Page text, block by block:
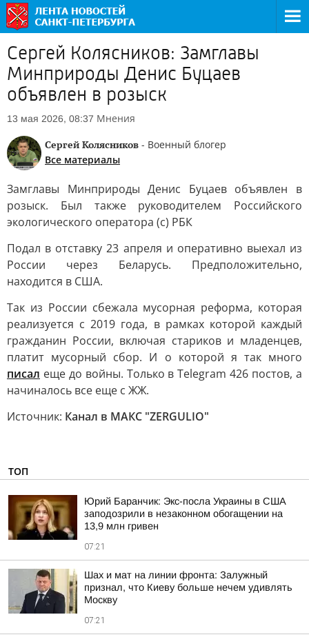
Сергей Колясников: Замглавы
Минприроды Денис Буцаев
объявлен в розыск
13 мая 2026, 08:37 Мнения
Сергей Колясников - Военный блогер
Все материалы
Замглавы Минприроды Денис Буцаев объявлен в
розыск. Был также руководителем Российского
экологического оператора (с) РБК
Подал в отставку 23 апреля и оперативно выехал из
России через Беларусь. Предположительно,
находится в США.
Так из России сбежала мусорная реформа, которая
реализуется с 2019 года, в рамках которой каждый
гражданин России, включая стариков и младенцев,
платит мусорный сбор. И о которой я так много
писал еще до войны. Только в Tеlegram 426 постов, а
начиналось все еще с ЖЖ.
Источник: Канал в МАКС "ZERGULIO"
ТОП
Юрий Баранчик: Экс-посла Украины в США
заподозрили в незаконном обогащении на
13,9 млн гривен
07:21
Шах и мат на линии фронта: Залужный
признал, что Киеву больше нечем удивлять
Москву
07:21